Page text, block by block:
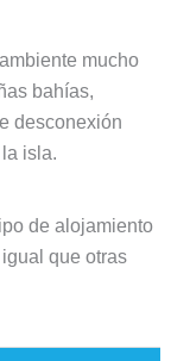
mucho
bahías,
desconexión
isla.
de alojamiento
que otras